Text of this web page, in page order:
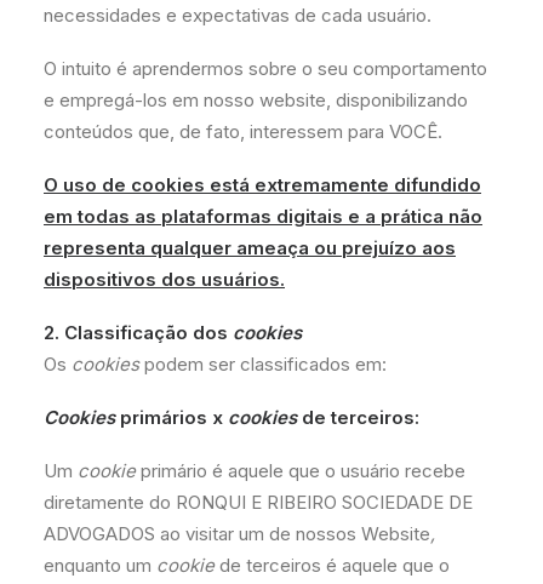
necessidades e expectativas de cada usuário.
O intuito é aprendermos sobre o seu comportamento
e empregá-los em nosso website, disponibilizando
conteúdos que, de fato, interessem para VOCÊ.
O uso de cookies está extremamente difundido
em todas as plataformas digitais e a prática não
representa qualquer ameaça ou prejuízo aos
dispositivos dos usuários.
2. Classificação dos cookies
Os cookiespodem ser classificados em:
Cookiesprimários x cookiesde terceiros:
Um cookieprimário é aquele que o usuário recebe
diretamente do RONQUI E RIBEIRO SOCIEDADE DE
ADVOGADOS ao visitar um de nossos Website,
enquanto um cookiede terceiros é aquele que o